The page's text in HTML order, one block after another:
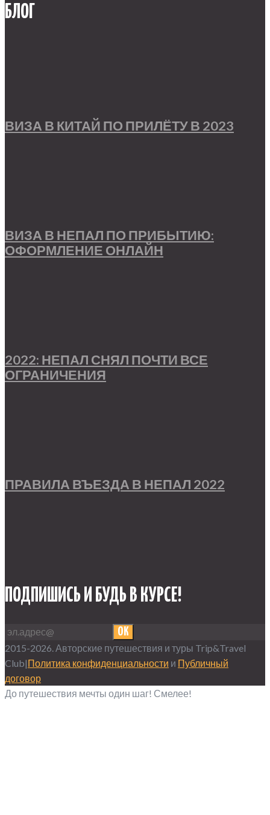
БЛОГ
ВИЗА В КИТАЙ ПО ПРИЛЁТУ В 2023
ВИЗА В НЕПАЛ ПО ПРИБЫТИЮ:
ОФОРМЛЕНИЕ ОНЛАЙН
2022: НЕПАЛ СНЯЛ ПОЧТИ ВСЕ
ОГРАНИЧЕНИЯ
ПРАВИЛА ВЪЕЗДА В НЕПАЛ 2022
ПОДПИШИСЬ И БУДЬ В КУРСЕ!
OK
2015-2026. Авторские путешествия и туры Trip&Travel
Club|Политика конфиденциальности и Публичный
договор
До путешествия мечты один шаг! Смелее!